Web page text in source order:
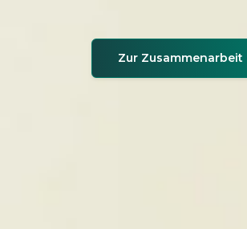
Zur Zusammenarbeit